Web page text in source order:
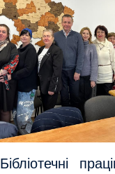
Бібліотечні